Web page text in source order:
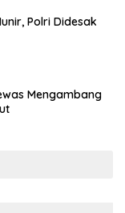
Polri Didesak
Mengambang